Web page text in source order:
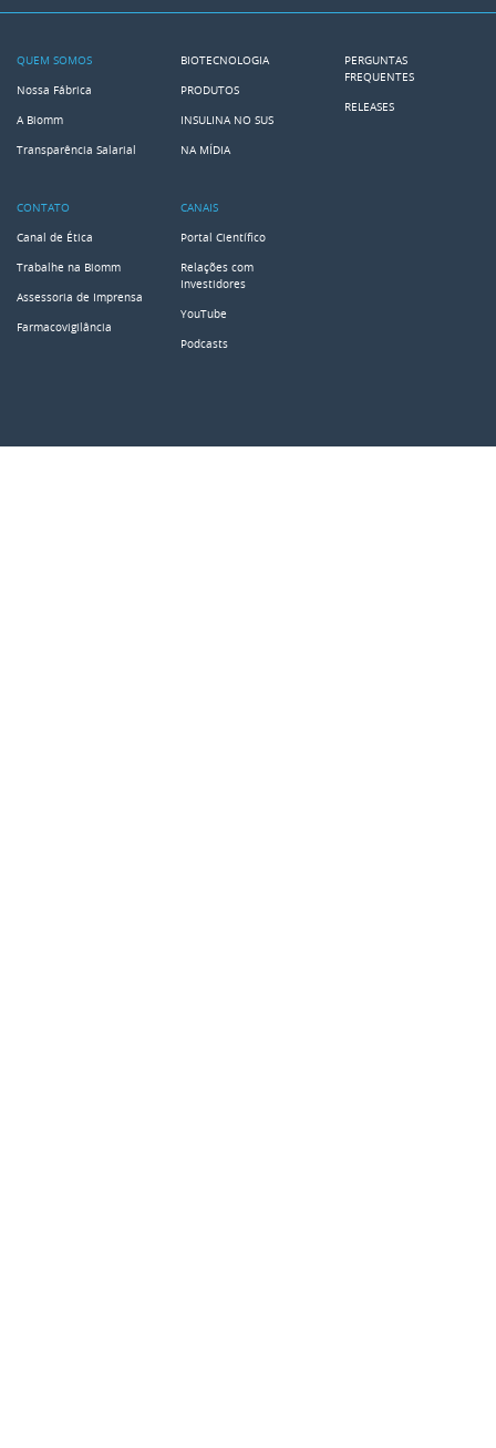
QUEM SOMOS
Nossa Fábrica
A Biomm
Transparência Salarial
BIOTECNOLOGIA
PRODUTOS
INSULINA NO SUS
NA MÍDIA
PERGUNTAS
FREQUENTES
RELEASES
CONTATO
Canal de Ética
Trabalhe na Biomm
Assessoria de Imprensa
Farmacovigilância
CANAIS
Portal Científico
Relações com
Investidores
YouTube
Podcasts